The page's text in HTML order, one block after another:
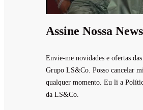
Assine Nossa
Envie-me novidades e ofertas das
Grupo LS&Co. Posso cancelar
qualquer momento. Eu li a
da LS&Co.